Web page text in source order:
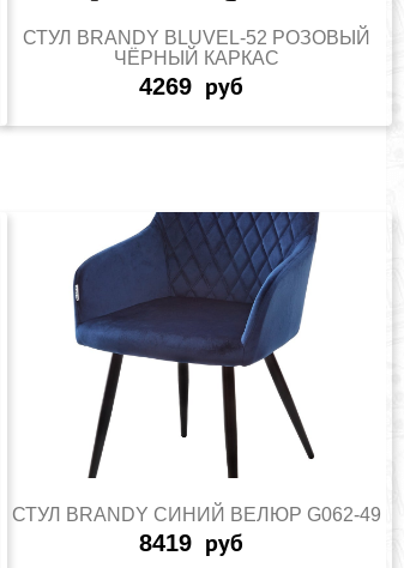
СТУЛ BRANDY BLUVEL-52 РОЗОВЫЙ
ЧЁРНЫЙ КАРКАС
4269 руб
СТУЛ BRANDY СИНИЙ ВЕЛЮР G062-49
8419 руб